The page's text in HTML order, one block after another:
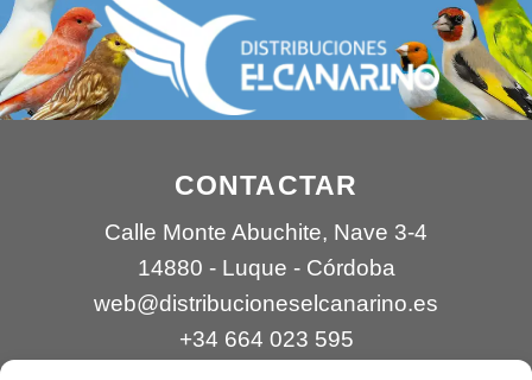
CONTACTAR
Calle Monte Abuchite, Nave 3-4
14880 - Luque - Córdoba
web@distribucioneselcanarino.es
+34 664 023 595